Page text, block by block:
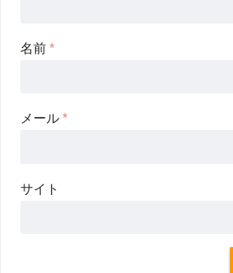
名前 *
メール *
サイト